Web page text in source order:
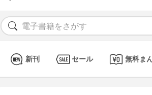
新刊 セール 無料ま